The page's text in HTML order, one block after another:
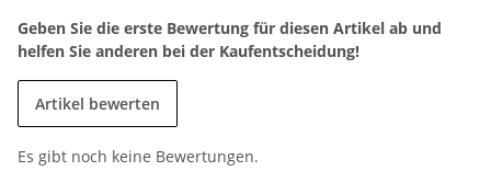
Geben Sie die erste Bewertung für diesen Artikel ab und
helfen Sie anderen bei der Kaufentscheidung!
Artikel bewerten
Es gibt noch keine Bewertungen.